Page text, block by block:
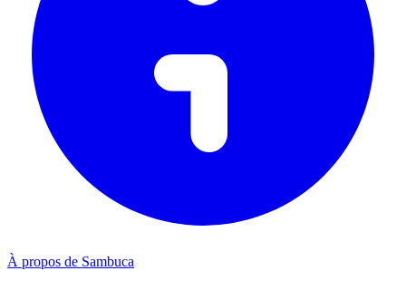
À propos de Sambuca